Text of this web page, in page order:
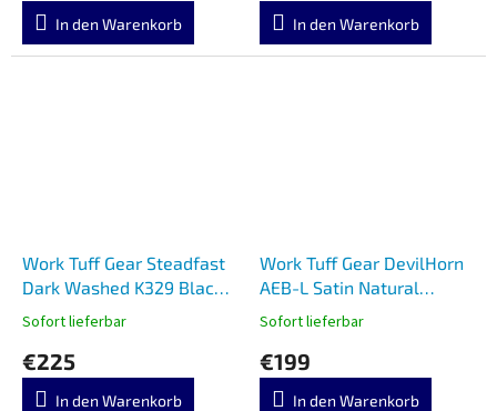
In den Warenkorb In den Warenkorb
Work Tuff Gear Steadfast
Dark Washed K329 Black
G10
Sofort lieferbar
€225
In den Warenkorb
Work Tuff Gear DevilHorn
AEB-L Satin Natural
Micarta
Sofort lieferbar
€199
In den Warenkorb